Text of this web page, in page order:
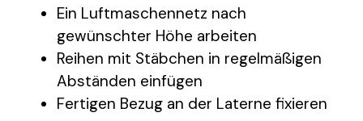
Ein Luftmaschennetz nach
gewünschter Höhe arbeiten
Reihen mit Stäbchen in regelmäßigen
Abständen einfügen
Fertigen Bezug an der Laterne fixieren